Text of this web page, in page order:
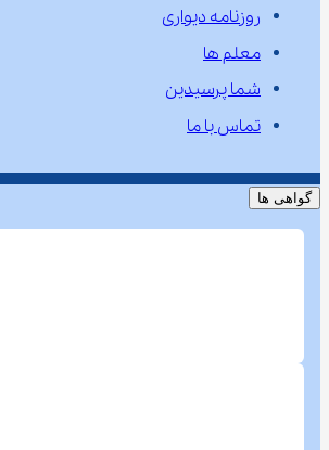
روزنامه دیواری
معلم ها
شما پرسیدین
تماس با ما
گواهی ها